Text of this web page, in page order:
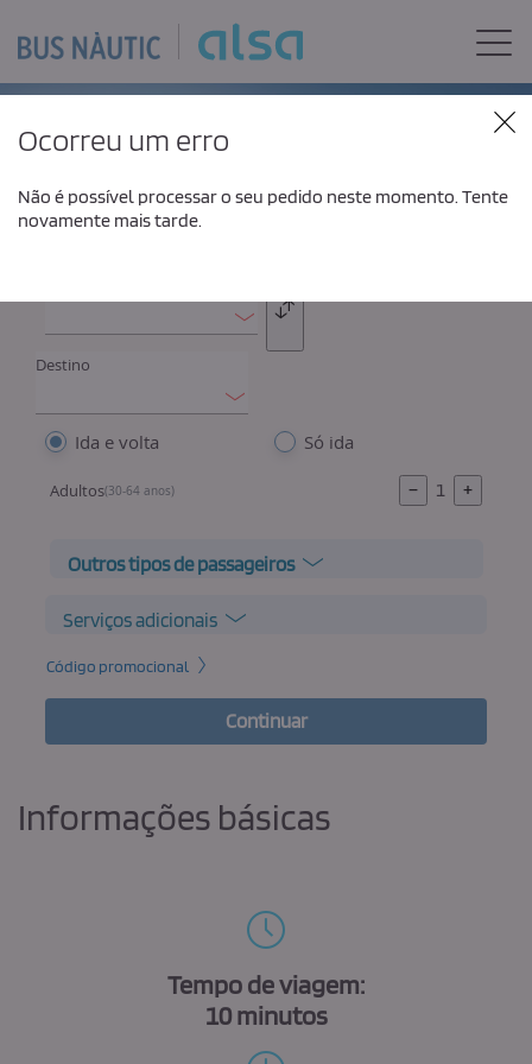
Intercambio
Destino
Ida e volta Só ida
Adultos(30-64 anos) − 1 +
Outros tipos de passageiros
Serviços adicionais
Código promocional
Continuar
Ocorreu um erro
Não é possível processar o seu pedido neste momento. Tente
novamente mais tarde.
Informações básicas
Tempo de viagem:
10 minutos